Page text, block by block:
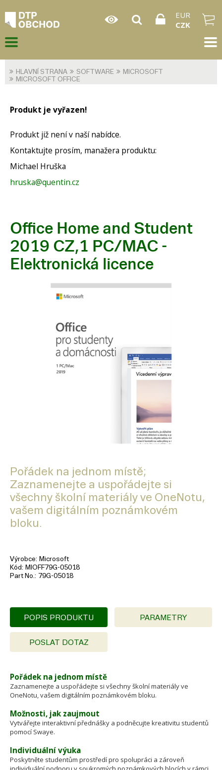
EUR
CZK
HLAVNÍ STRANA SOFTWARE
MICROSOFT
MICROSOFT OFFICE
Produkt je vyřazen!
Produkt již není v naší nabídce.
Kontaktujte prosím, manažera produktu:
Michael Hruška
hruska@quentin.cz
Office Home and Student
2019 CZ,1 PC/MAC -
Elektronická licence
Pořádek na jednom místě;
Zaznamenejte a uspořádejte si
všechny školní materiály ve OneNotu,
vašem digitálním poznámkovém
bloku.
Výrobce
Microsoft
Kód
MIOFF79G-05018
Part No. 79G-05018
POPIS PRODUKTU PARAMETRY
POSLAT DOTAZ
Pořádek na jednom místě
Zaznamenejte a uspořádejte si všechny školní materiály ve
OneNotu, vašem digitálním poznámkovém bloku.
Možnosti, jak zaujmout
Vytvářejte interaktivní přednášky a podněcujte kreativitu studentů
pomocí Swaye.
Individuální výuka
Poskytněte studentům prostředí pro spolupráci a zároveň